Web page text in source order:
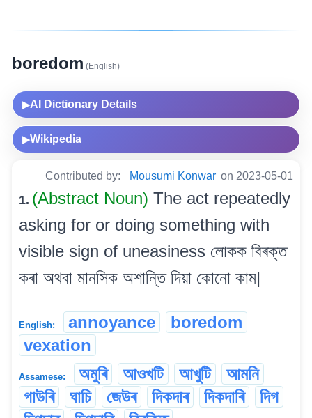
boredom (English)
▶AI Dictionary Details
▶Wikipedia
Contributed by: Mousumi Konwar on 2023-05-01
1. (Abstract Noun) The act repeatedly
asking for or doing something with
visible sign of uneasiness লোকক বিৰক্ত
কৰা অথবা মানসিক অশান্তি দিয়া কোনো কাম|
English: annoyance
boredom
vexation
Assamese: অমুৰি আওখটি আখুটি
আমনি
গাউৰি
ঘাচি জেউৰ দিকদাৰ দিকদাৰি
দিগ